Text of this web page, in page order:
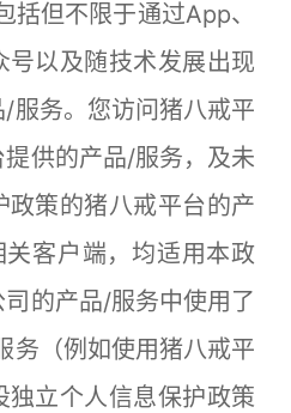
括但不限于通过App、
号以及随技术发展出现
服务。您访问猪八戒平
供的产品/服务，及未
政策的猪八戒平台的产
客户端，均适用本政
的产品/服务中使用了
务（例如使用猪八戒平
独立个人信息保护政策